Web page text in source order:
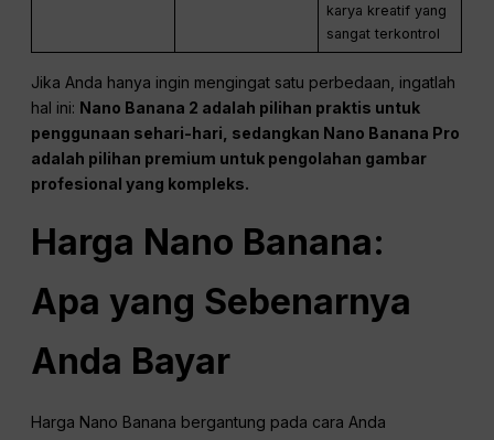
karya kreatif yang
sangat terkontrol
Jika Anda hanya ingin mengingat satu perbedaan, ingatlah
hal ini: Nano Banana 2 adalah pilihan praktis untuk
penggunaan sehari-hari, sedangkan Nano Banana Pro
adalah pilihan premium untuk pengolahan gambar
profesional yang kompleks.
Harga Nano Banana:
Apa yang Sebenarnya
Anda Bayar
Harga Nano Banana bergantung pada cara Anda